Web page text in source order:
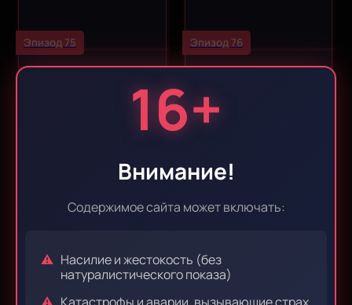
16+
Внимание!
Содержимое сайта может включать:
Насилие и жестокость (без
натуралистического показа)
Эпизод 75 Эпизод 76